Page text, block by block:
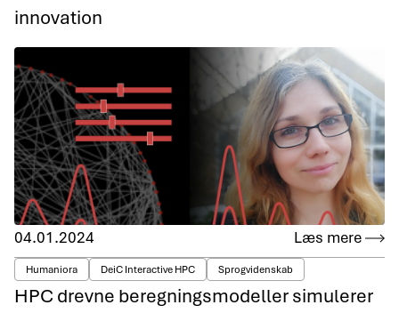
innovation
04.01.2024 Læs mere
Humaniora DeiC Interactive HPC Sprogvidenskab
HPC drevne beregningsmodeller simulerer